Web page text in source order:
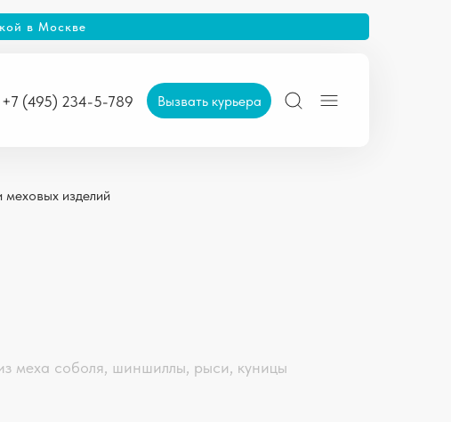
Вызвать курьера
+7 (495) 234-5-789
в Москве
изделий
меха соболя, шиншиллы, рыси, куницы